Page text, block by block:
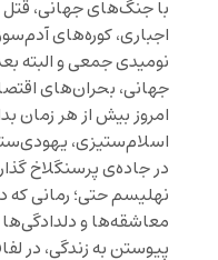
با جنگ‌های جهانی، قتل
اجباری، کوره‌های
نومیدی جمعی و البته
جهانی، بحران‌های
امروز بیش از هر زمان
اسلام‌ستیزی،
در جاده‌ی پرسنگلاخ
نهلیسم حتی؛ رمانی
معاشقه‌ها و
پیوستن به زندگی، در